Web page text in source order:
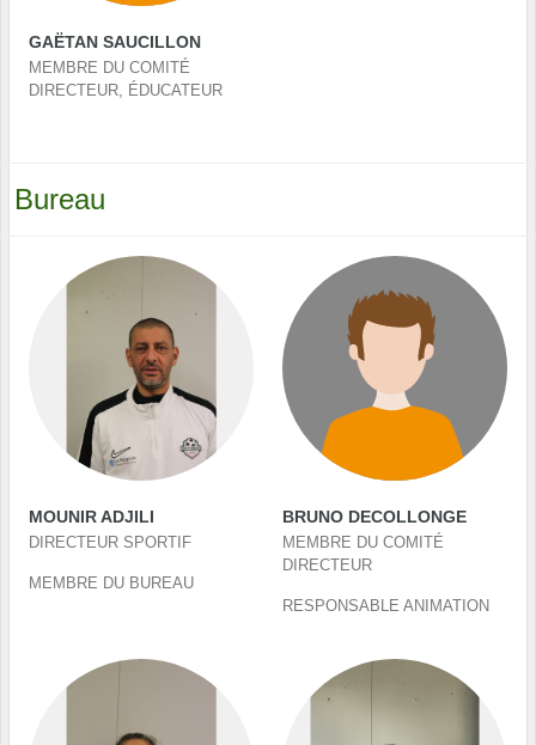
GAËTAN SAUCILLON
MEMBRE DU COMITÉ
DIRECTEUR, ÉDUCATEUR
Bureau
MOUNIR ADJILI
DIRECTEUR SPORTIF
MEMBRE DU BUREAU
BRUNO DECOLLONGE
MEMBRE DU COMITÉ
DIRECTEUR
RESPONSABLE ANIMATION